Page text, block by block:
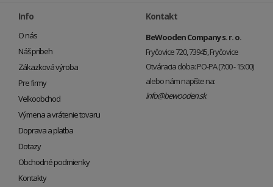
Info
O nás
Náš príbeh
Zákazková výroba
Pre firmy
Veľkoobchod
Výmena a vrátenie tovaru
Doprava a platba
Dotazy
Obchodné podmienky
Kontakty
Kontakt
BeWooden Company s. r. o.
Fryčovice 720, 73945, Fryčovice
Otváracia doba: PO-PA (7:00 - 15:00)
alebo nám napíšte na:
info@bewooden.sk